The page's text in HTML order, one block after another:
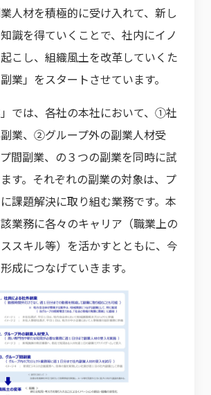
人材を積極的に受け入れて、新し
識を得ていくことで、社内にイノ
こし、組織風土を改革していくた
業」をスタートさせています。
」では、各社の本社において、①社
業、②グループ外の副業人材受
間副業、の３つの副業を同時に試
す。それぞれの副業の対象は、プ
課題解決に取り組む業務です。本
業務に各々のキャリア（職業上の
スキル等）を活かすとともに、今
成につなげていきます。